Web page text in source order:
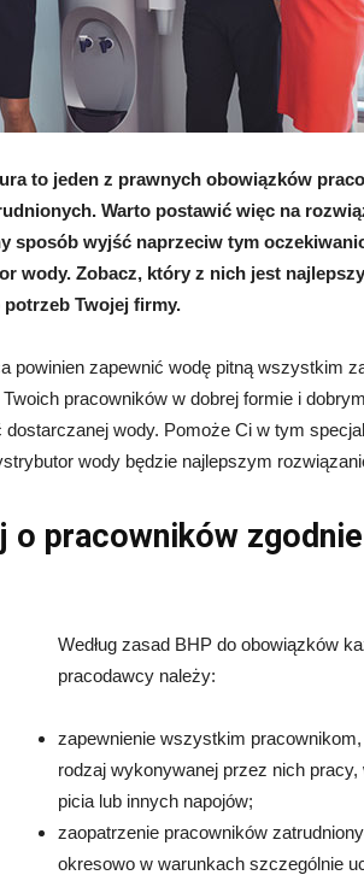
to jeden z prawnych obowiązków
Warto postawić więc na
sposób wyjść naprzeciw tym
wody. Zobacz, który z nich jest
Twojej firmy.
powinien zapewnić wodę pitną wszystkim
pracowników w dobrej formie i
wody. Pomoże Ci w tym
wody będzie najlepszym
o pracowników
Według zasad BHP do obowiązków
pracodawcy należy:
zapewnienie wszystkim
rodzaj wykonywanej przez nich pracy,
picia lub innych napojów;
zaopatrzenie pracowników
okresowo w warunkach szczególnie